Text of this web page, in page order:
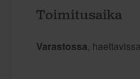
Toimitusaika
Varastossa,